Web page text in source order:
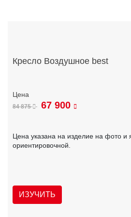
Кресло Воздушное best
84 875 67 900
Цена указана на изделие на фото и
ориентировочной.
ИЗУЧИТЬ